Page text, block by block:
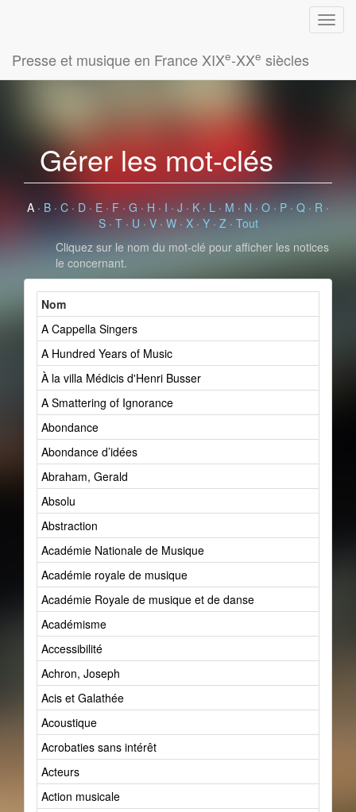
Presse et musique en France XIXe-XXe siècles
Gérer les mot-clés
A · B · C · D · E · F · G · H · I · J · K · L · M · N · O · P · Q · R ·
S· T· U · V· W· X· Y· Z· Tout
Cliquez sur le nom du mot-clé pour afficher les notices
le concernant.
Nom
A Cappella Singers
A Hundred Years of Music
À la villa Médicis d'Henri Busser
A Smattering of Ignorance
Abondance
Abondance d’idées
Abraham, Gerald
Absolu
Abstraction
Académie Nationale de Musique
Académie royale de musique
Académie Royale de musique et de danse
Académisme
Accessibilité
Achron, Joseph
Acis et Galathée
Acoustique
Acrobaties sans intérêt
Acteurs
Action musicale